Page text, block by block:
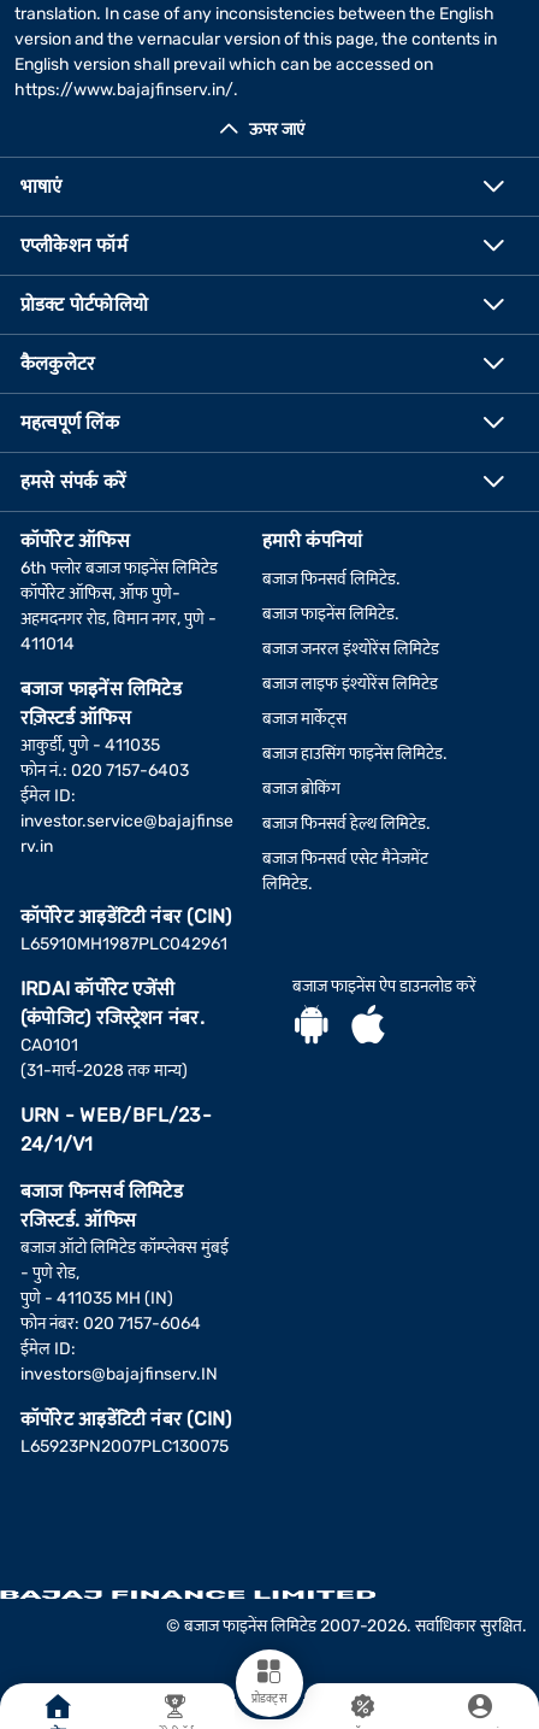
प्रोडक्ट्स
ऊपर जाएं
translation. In case of any inconsistencies between the English
version and the vernacular version of this page, the contents in
English version shall prevail which can be accessed on
https://www.bajajfinserv.in/.
भाषाएं
एप्लीकेशन फॉर्म
प्रोडक्ट पोर्टफोलियो
कैलकुलेटर
महत्वपूर्ण लिंक
हमसे संपर्क करें
कॉर्पोरेट ऑफिस
6th फ्लोर बजाज फाइनेंस लिमिटेड
कॉर्पोरेट ऑफिस, ऑफ पुणे-
अहमदनगर रोड, विमान नगर, पुणे -
411014
बजाज फाइनेंस लिमिटेड
रज़िस्टर्ड ऑफिस
आकुर्डी, पुणे - 411035
फोन नं.: 020 7157-6403
ईमेल ID:
investor.service@bajajfinse
rv.in
कॉर्पोरेट आइडेंटिटी नंबर (CIN)
L65910MH1987PLC042961
IRDAI कॉर्पोरेट एजेंसी
(कंपोजिट) रजिस्ट्रेशन नंबर.
CA0101
(31-मार्च-2028 तक मान्य)
URN - WEB/BFL/23-
24/1/V1
बजाज फिनसर्व लिमिटेड
रजिस्टर्ड. ऑफिस
बजाज ऑटो लिमिटेड कॉम्प्लेक्स मुंबई
- पुणे रोड,
पुणे - 411035 MH (IN)
फोन नंबर: 020 7157-6064
ईमेल ID:
investors@bajajfinserv.IN
कॉर्पोरेट आइडेंटिटी नंबर (CIN)
L65923PN2007PLC130075
हमारी कंपनियां
बजाज फिनसर्व लिमिटेड.
बजाज फाइनेंस लिमिटेड.
बजाज जनरल इंश्योरेंस लिमिटेड
बजाज लाइफ इंश्योरेंस लिमिटेड
बजाज मार्केट्स
बजाज हाउसिंग फाइनेंस लिमिटेड.
बजाज ब्रोकिंग
बजाज फिनसर्व हेल्थ लिमिटेड.
बजाज फिनसर्व एसेट मैनेजमेंट
लिमिटेड.
बजाज फाइनेंस ऐप डाउनलोड करें
© बजाज फाइनेंस लिमिटेड 2007-2026. सर्वाधिकार सुरक्षित.